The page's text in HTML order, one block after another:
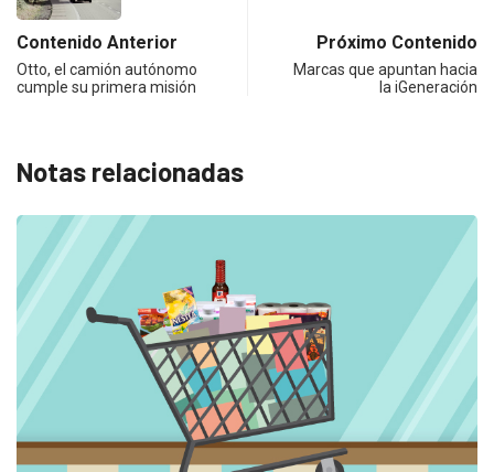
Contenido Anterior
Otto, el camión autónomo
cumple su primera misión
Próximo Contenido
Marcas que apuntan hacia
la iGeneración
Notas relacionadas